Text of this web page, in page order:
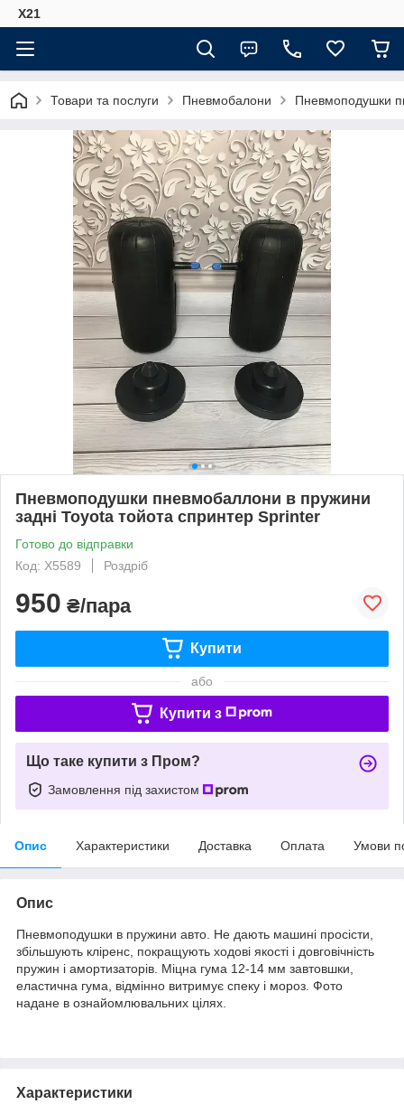
Х21
Товари та послуги Пневмобалони Пневмоподушки
Пневмоподушки пневмобаллони в пружини
задні Toyota тойота спринтер Sprinter
Готово до відправки
Код: X5589
Роздріб
950 ₴/пара
Купити
або
Купити з
Що таке купити з Пром?
Замовлення під захистом
Опис Характеристики Доставка Оплата Умови
Опис
Пневмоподушки в пружини авто. Не дають машині просісти,
збільшують кліренс, покращують ходові якості і довговічність
пружин і амортизаторів. Міцна гума 12-14 мм завтовшки,
еластична гума, відмінно витримує спеку і мороз. Фото
надане в ознайомлювальних цілях.
Характеристики